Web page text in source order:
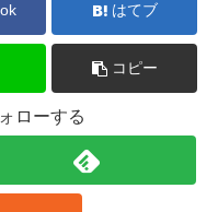
はてブ
コピー
ローする